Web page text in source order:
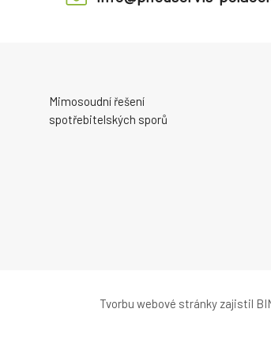
Mimosoudní řešení
spotřebitelských sporů
Tvorbu webové stránky zajistil